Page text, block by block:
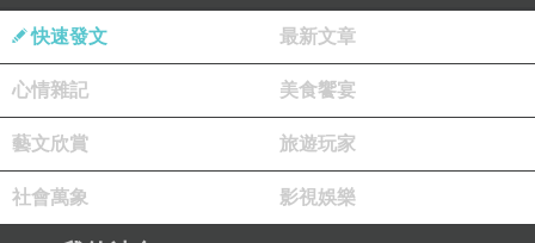
快速發文 最新文章
心情雜記 美食饗宴
藝文欣賞 旅遊玩家
社會萬象 影視娛樂